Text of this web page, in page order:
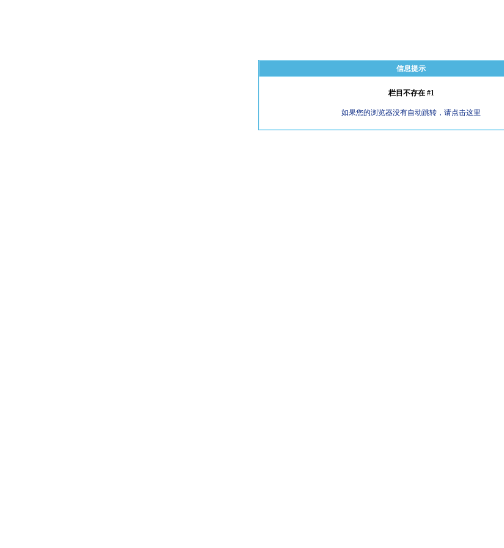
信息提示
栏目不存在 #1
如果您的浏览器没有自动跳转，请点击这里